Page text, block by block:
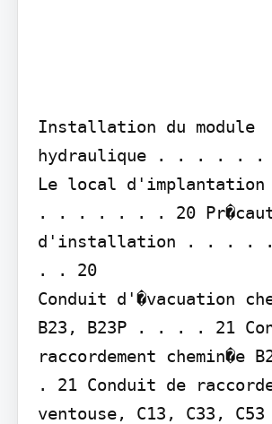
Installation du module
hydraulique . . . . .
Le local
. . . . . . . 20
d'installation . . .
. . 20
Conduit d'�vacuation
B23, B23P . . . . 21
raccordement chemin�e
. 21 Conduit de
ventouse, C13, C33,